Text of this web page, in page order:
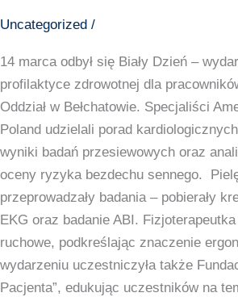
Uncategorized /
14 marca odbył się Biały Dzień –
profilaktyce zdrowotnej dla
Oddział w Bełchatowie. Specjaliści
Poland udzielali porad
wyniki badań przesiewowych oraz
oceny ryzyka bezdechu sennego.
przeprowadzały badania – pobierały
EKG oraz badanie ABI.
ruchowe, podkreślając znaczenie
wydarzeniu uczestniczyła także
Pacjenta”, edukując uczestników na